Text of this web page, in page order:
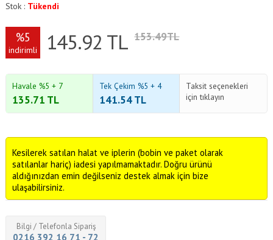
Stok : Tükendi
%5
indirimli 145.92 TL 153.49TL
Havale %5 + 7
135.71 TL
Tek Çekim %5 + 4
141.54TL
Taksit seçenekleri
için tıklayın
Kesilerek satılan halat ve iplerin (bobin ve paket olarak
satılanlar hariç) iadesi yapılmamaktadır. Doğru ürünü
aldığınızdan emin değilseniz destek almak için bize
ulaşabilirsiniz.
Bilgi / Telefonla Sipariş
0216 392 16 71 - 72